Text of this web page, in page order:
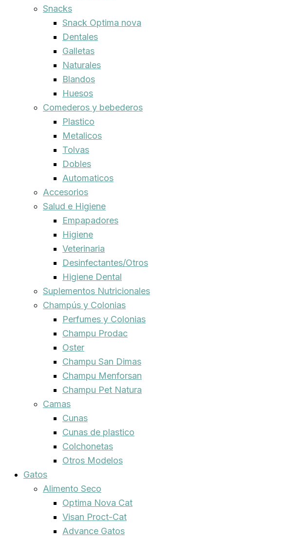
Snacks
Snack Optima nova
Dentales
Galletas
Naturales
Blandos
Huesos
Comederos y bebederos
Plastico
Metalicos
Tolvas
Dobles
Automaticos
Accesorios
Salud e Higiene
Empapadores
Higiene
Veterinaria
Desinfectantes/Otros
Higiene Dental
Suplementos Nutricionales
Champús y Colonias
Perfumes y Colonias
Champu Prodac
Oster
Champu San Dimas
Champu Menforsan
Champu Pet Natura
Camas
Cunas
Cunas de plastico
Colchonetas
Otros Modelos
Gatos
Alimento Seco
Optima Nova Cat
Visan Proct-Cat
Advance Gatos